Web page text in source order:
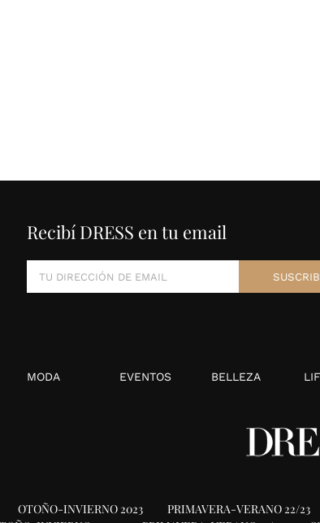
Recibí DRESS en tu email
MODA EVENTOS BELLEZA
OTOÑO-INVIERNO 2023 PRIMAVERA-VERANO 22/23